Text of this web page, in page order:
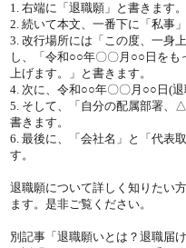
1. 右端に「退職願」と書きます。
2. 続いて本文、一番下に「私事
3. 改行場所には「この度、一身
し、「令和○○年〇〇月○○日をも
上げます。」と書きます。
4. 次に、令和○○年〇〇月○○日(
5. そして、「自分の配属部署
書きます。
6. 最後に、「会社名」と「
す。
退職願について詳しく知りたい
ます。是非ご覧ください。
別記事「退職願いとは？退職届